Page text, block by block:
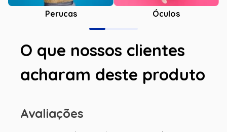
Perucas Óculos
O que nossos clientes
acharam deste produto
Avaliações